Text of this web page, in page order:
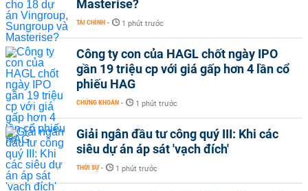
Masterise?
TÀI CHÍNH - 1 phút trước
Công ty con của HAGL chốt ngày IPO
gần 19 triệu cp với giá gấp hơn 4 lần cổ
phiếu HAG
CHỨNG KHOÁN - 1 phút trước
Giải ngân đầu tư công quý III: Khi các
siêu dự án áp sát 'vạch đích'
THỜI SỰ - 1 phút trước